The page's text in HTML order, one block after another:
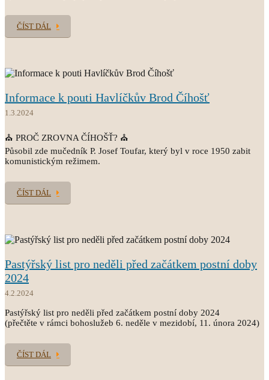
ČÍST DÁL
Informace k pouti Havlíčkův Brod Číhošť
1.3.2024
⛪ PROČ ZROVNA ČÍHOŠŤ? ⛪
Působil zde mučedník P. Josef Toufar, který byl v roce 1950 zabit
komunistickým režimem.
ČÍST DÁL
Pastýřský list pro neděli před začátkem postní doby
2024
4.2.2024
Pastýřský list pro neděli před začátkem postní doby 2024
(přečtěte v rámci bohoslužeb 6. neděle v mezidobí, 11. února 2024)
ČÍST DÁL